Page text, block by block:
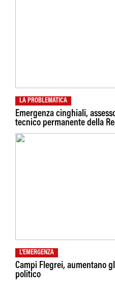
LA PROBLEMATICA
Emergenza cinghiali,
tecnico permanente della
L'EMERGENZA
Campi Flegrei, aumentano
politico